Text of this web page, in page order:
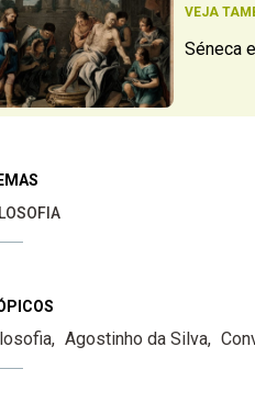
VEJA
Séneca
Agostinho da Silva